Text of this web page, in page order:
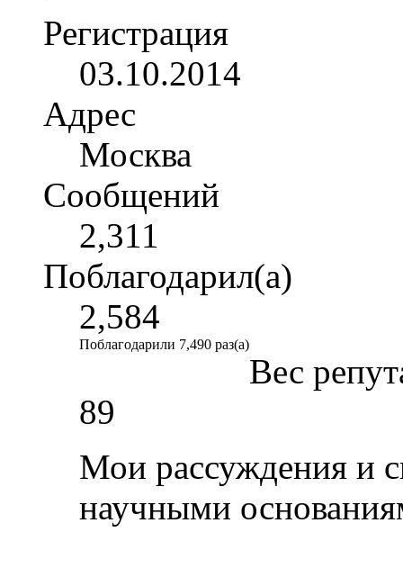
Регистрация
03.10.2014
Адрес
Москва
Сообщений
2,311
Поблагодарил(а)
2,584
Поблагодарили 7,490 раз(а)
Вес
89
Мои рассуждения и
научными